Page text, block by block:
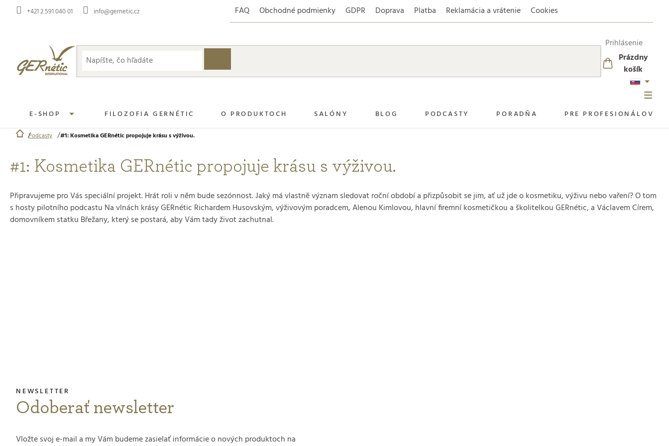
Prejsť
+421 2 591 040 01 info@gernetic.cz FAQ Obchodné podmienky GDPR Doprava Platba Reklamácia a vrátenie Cookies
Prihlásenie
NÁKUPNÝ
KOŠÍK
Prázdny
košík
E-SHOP FILOZOFIA GERNÉTIC O PRODUKTOCH SALÓNY BLOG PODCASTY PORADŇA PRE PROFESIONÁLOV
Domov
Podcasty #1: Kosmetika GERnétic propojuje krásu s výživou.
#1: Kosmetika GERnétic propojuje krásu s výživou.
Připravujeme pro Vás speciální projekt. Hrát roli v něm bude sezónnost. Jaký má vlastně význam sledovat roční období a přizpůsobit se jim, ať už jde o kosmetiku, výživu nebo vaření? O tom
s hosty pilotního podcastu Na vlnách krásy GERnétic Richardem Husovským, výživovým poradcem, Alenou Kimlovou, hlavní firemní kosmetičkou a školitelkou GERnétic, a Václavem Círem,
domovníkem statku Břežany, který se postará, aby Vám tady život zachutnal.
Odoberať newsletter
Vložte svoj e-mail a my Vám budeme zasielať informácie o nových produktoch na